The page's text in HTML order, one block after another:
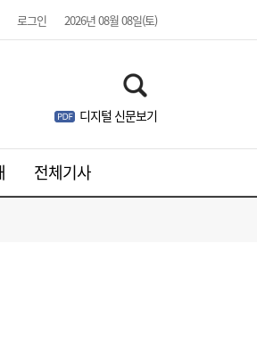
로그인 2026년 08월 08일(토)
디지털 신문보기
전체기사